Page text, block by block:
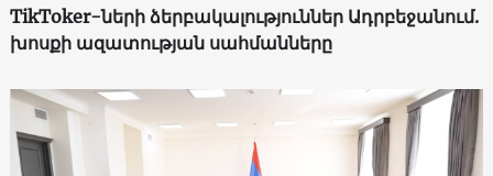
TikToker-ների ձերբակալություններ Ադրբեջանում.
խոսքի ազատության սահմանները